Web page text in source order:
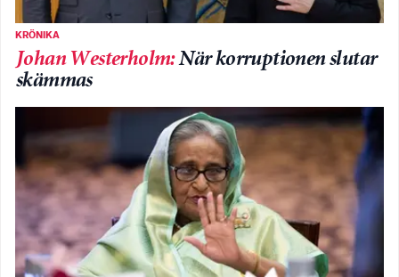
KRÖNIKA
Johan Westerholm:När korruptionen slutar
skämmas